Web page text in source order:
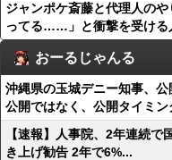
ジャンポケ斎藤と代理人の
ってる……」と衝撃を受ける
おーるじゃんる
沖縄県の玉城デニー知事、
公開ではなく、公開タイミン
【速報】人事院、2年連続で
き上げ勧告 2年で6%...